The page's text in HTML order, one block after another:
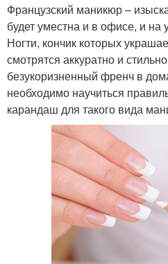
Французский маникюр –
будет уместна и в офисе, и на
Ногти, кончик которых
смотрятся аккуратно и
безукоризненный френч в
необходимо научиться
карандаш для такого вида